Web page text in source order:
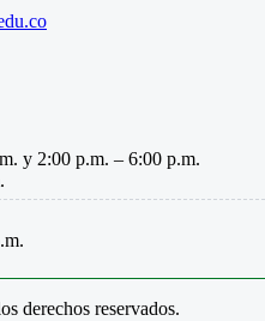
y 2:00 p.m. – 6:00 p.m.
derechos reservados.